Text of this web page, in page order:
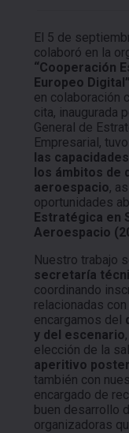
El 5 de
colaboró en la
“Cooperación
Europeo Digital”
en colaboración
cita, inaugurada
General de
Empresarial,
las
los ámbitos de
aeroespacio,
oportunidades
Estratégica en
Aeroespacio
Nuestro trabajo
secretaría
coordinando
relacionadas
encargamos del
y del escenario
elección de la
aperitivo
también con
encargado de
buen desarrollo
organizadoras